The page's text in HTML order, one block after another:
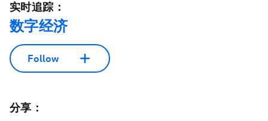
实时追踪：
数字经济
Follow
分享：